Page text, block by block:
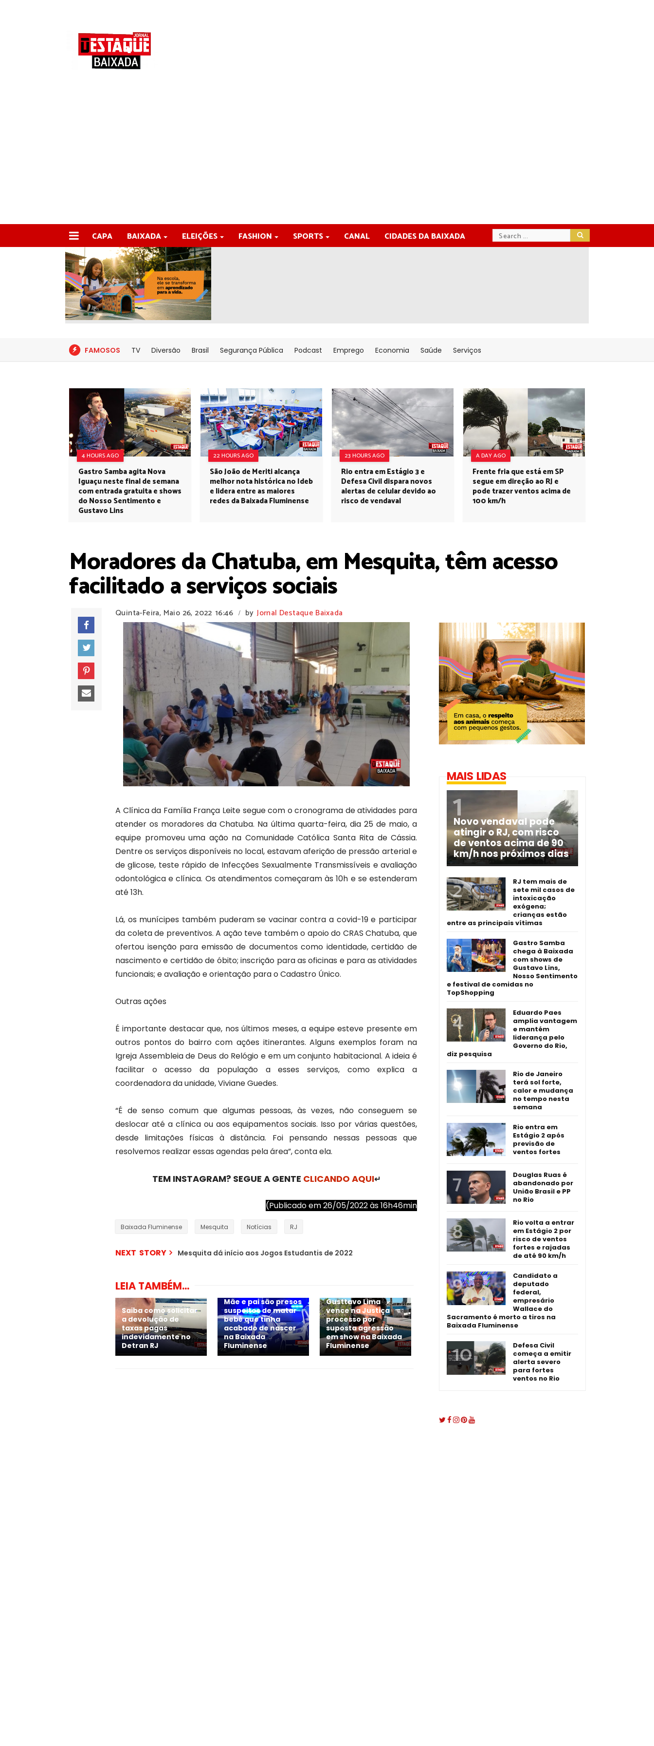
CAPA BAIXADA ELEIÇÕES FASHION SPORTS CANAL CIDADES DA BAIXADA
FAMOSOS TV Diversão Brasil Segurança Pública Podcast Emprego Economia Saúde Serviços
4 HOURS AGO
Gastro Samba agita Nova
Iguaçu neste final de semana
com entrada gratuita e shows
do Nosso Sentimento e
Gustavo Lins
22 HOURS AGO
São João de Meriti alcança
melhor nota histórica no Ideb
e lidera entre as maiores
redes da Baixada Fluminense
23 HOURS AGO
Rio entra em Estágio 3 e
Defesa Civil dispara novos
alertas de celular devido ao
risco de vendaval
A DAY AGO
Frente fria que está em SP
segue em direção ao RJ e
pode trazer ventos acima de
100 km/h
Moradores da Chatuba, em Mesquita, têm acesso
facilitado a serviços sociais
Quinta-Feira, Maio 26, 2022 16:46 / by Jornal Destaque Baixada
A Clínica da Família França Leite segue com o cronograma de atividades para
atender os moradores da Chatuba. Na última quarta-feira, dia 25 de maio, a
equipe promoveu uma ação na Comunidade Católica Santa Rita de Cássia.
Dentre os serviços disponíveis no local, estavam aferição de pressão arterial e
de glicose, teste rápido de Infecções Sexualmente Transmissíveis e avaliação
odontológica e clínica. Os atendimentos começaram às 10h e se estenderam
até 13h.
Lá, os munícipes também puderam se vacinar contra a covid-19 e participar
da coleta de preventivos. A ação teve também o apoio do CRAS Chatuba, que
ofertou isenção para emissão de documentos como identidade, certidão de
nascimento e certidão de óbito; inscrição para as oficinas e para as atividades
funcionais; e avaliação e orientação para o Cadastro Único.
Outras ações
É importante destacar que, nos últimos meses, a equipe esteve presente em
outros pontos do bairro com ações itinerantes. Alguns exemplos foram na
Igreja Assembleia de Deus do Relógio e em um conjunto habitacional. A ideia é
facilitar o acesso da população a esses serviços, como explica a
coordenadora da unidade, Viviane Guedes.
“É de senso comum que algumas pessoas, às vezes, não conseguem se
deslocar até a clínica ou aos equipamentos sociais. Isso por várias questões,
desde limitações físicas à distância. Foi pensando nessas pessoas que
resolvemos realizar essas agendas pela área”, conta ela.
TEM INSTAGRAM? SEGUE A GENTE CLICANDO AQUI↵
(Publicado em 26/05/2022 às 16h46min
Baixada Fluminense Mesquita Notícias RJ
NEXT STORY Mesquita dá início aos Jogos Estudantis de 2022
LEIA TAMBÉM...
Saiba como solicitar
a devolução de
taxas pagas
indevidamente no
Detran RJ
Mãe e pai são presos
suspeitos de matar
bebê que tinha
acabado de nascer
na Baixada
Fluminense
Gusttavo Lima
vence na Justiça
processo por
suposta agressão
em show na Baixada
Fluminense
MAIS LIDAS
Novo vendaval pode
atingir o RJ, com risco
de ventos acima de 90
km/h nos próximos dias
RJ tem mais de
sete mil casos de
intoxicação
exógena;
crianças estão
entre as principais vítimas
Gastro Samba
chega à Baixada
com shows de
Gustavo Lins,
Nosso Sentimento
e festival de comidas no
TopShopping
Eduardo Paes
amplia vantagem
e mantém
liderança pelo
Governo do Rio,
diz pesquisa
Rio de Janeiro
terá sol forte,
calor e mudança
no tempo nesta
semana
Rio entra em
Estágio 2 após
previsão de
ventos fortes
Douglas Ruas é
abandonado por
União Brasil e PP
no Rio
Rio volta a entrar
em Estágio 2 por
risco de ventos
fortes e rajadas
de até 90 km/h
Candidato a
deputado
federal,
empresário
Wallace do
Sacramento é morto a tiros na
Baixada Fluminense
Defesa Civil
começa a emitir
alerta severo
para fortes
ventos no Rio